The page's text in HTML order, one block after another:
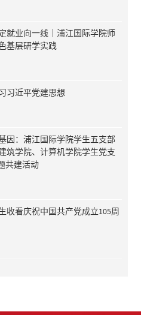
就业向一线｜浦江国际学院师
基层研学实践
习近平党建思想
因：浦江国际学院学生五支部
筑学院、计算机学院学生党支
共建活动
收看庆祝中国共产党成立105周